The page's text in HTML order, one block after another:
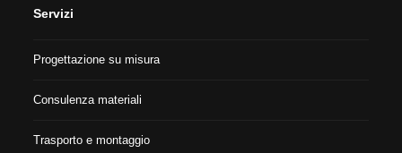
Servizi
Progettazione su misura
Consulenza materiali
Trasporto e montaggio